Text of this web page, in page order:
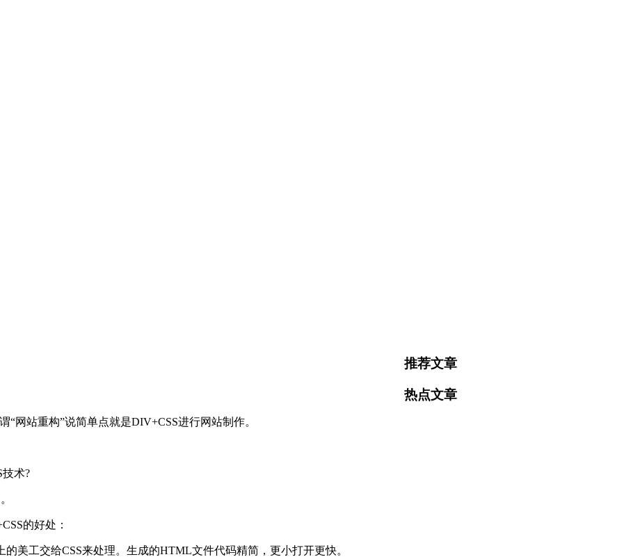
网站重构”说简单点就是DIV+CSS进行网站制作。
术?
的好处：
的美工交给CSS来处理。生成的HTML文件代码精简，更小打开更快。
推荐文章
热点文章